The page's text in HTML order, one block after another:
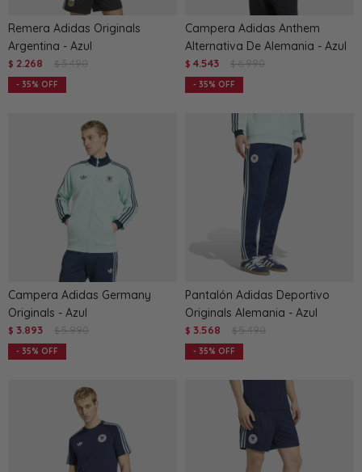
Remera Adidas Originals
Argentina - Azul
$ 2.268 $ 3.490
35
Campera Adidas Anthem
Alternativa De Alemania - Azul
$ 4.543 $ 6.990
35
Campera Adidas Germany
Originals - Azul
$ 3.893 $ 5.990
35
Pantalón Adidas Deportivo
Originals Alemania - Azul
$ 3.568 $ 5.490
35